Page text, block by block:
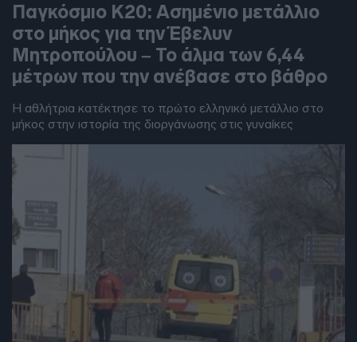
Παγκόσμιο Κ20: Ασημένιο μετάλλιο
στο μήκος για την Έβελυν
Μητροπούλου – Το άλμα των 6,44
μέτρων που την ανέβασε στο βάθρο
Η αθλήτρια κατέκτησε το πρώτο ελληνικό μετάλλιο στο
μήκος στην ιστορία της διοργάνωσης στις γυναίκες